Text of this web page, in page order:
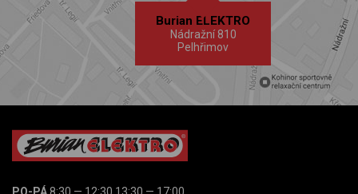
Burian ELEKTRO
Nádražní 810
Pelhřimov
PO-PÁ8:30 — 12:30 13:30 — 17:00